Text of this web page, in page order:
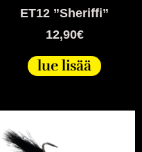
ET12 ”Sheriffi”
12,90€
lue lisää